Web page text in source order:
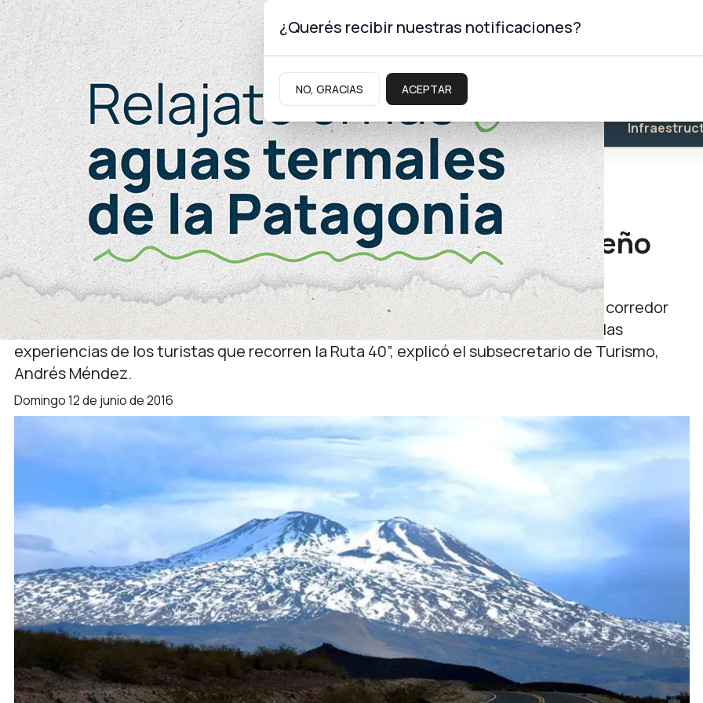
Jueves 6deAgostode 2026
Neuquinidad Gabinete Turismo Educación Salud
Generales
El gobierno provincial propone un nuevo diseño
para ruta nacional 40
El proyecto propone conectar localidades del corredor Neuquén Norte con las del corredor
de Los Lagos. El objetivo es “revalorizar paisajes con alto valor escénico y mejorar las
experiencias de los turistas que recorren la Ruta 40”, explicó el subsecretario de Turismo,
Andrés Méndez.
domingo 12 de junio de 2016
¿Querés recibir nuestras notificaciones?
NO, GRACIAS ACEPTAR